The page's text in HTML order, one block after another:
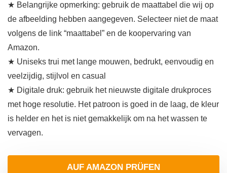
★ Belangrijke opmerking: gebruik de maattabel die wij op
de afbeelding hebben aangegeven. Selecteer niet de maat
volgens de link “maattabel” en de koopervaring van
Amazon.
★ Uniseks trui met lange mouwen, bedrukt, eenvoudig en
veelzijdig, stijlvol en casual
★ Digitale druk: gebruik het nieuwste digitale drukproces
met hoge resolutie. Het patroon is goed in de laag, de kleur
is helder en het is niet gemakkelijk om na het wassen te
vervagen.
AUF AMAZON PRÜFEN